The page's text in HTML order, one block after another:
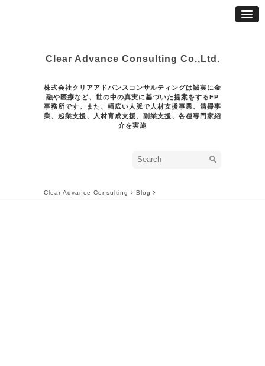
Clear Advance Consulting Co.,Ltd.
株式会社クリアアドバンスコンサルティングは誠実に金
融や医療など、世の中の真実に基づいた提案をするFP
事務所です。また、幅広い人脈で人材支援事業、清掃事
業、起業支援、人材育成支援、副業支援、各種専門家紹
介を実施
Clear Advance Consulting Blog